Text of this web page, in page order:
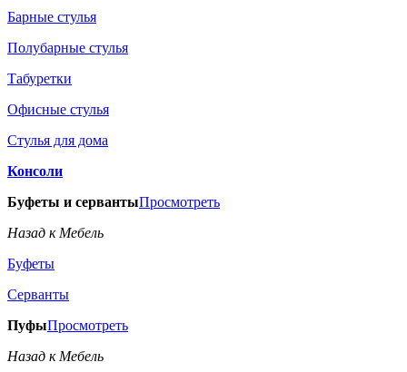
Барные стулья
Полубарные стулья
Табуретки
Офисные стулья
Стулья для дома
Консоли
Буфеты и сервантыПросмотреть
Назад к Мебель
Буфеты
Серванты
ПуфыПросмотреть
Назад к Мебель